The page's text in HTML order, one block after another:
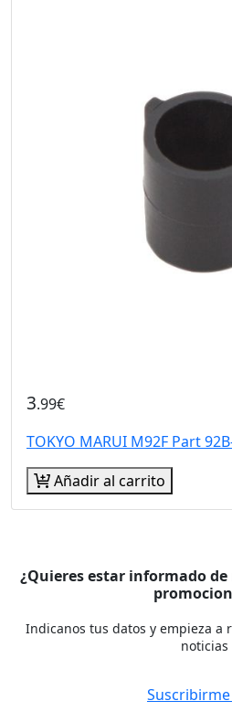
3.99€
TOKYO MARUI M92F Part
Añadir al carrito
¿Quieres estar informado
Indicanos tus datos y empieza
noticias
Suscribirme